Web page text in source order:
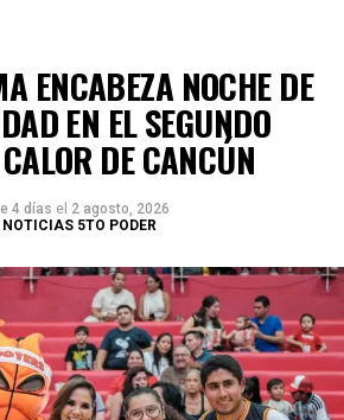
elNuevo Acuerdo por el Bienestar
por la gobernadora Mara Lezama
coincidieron en que la
deben caminar de la mano para
ENCABEZA NOCHE DE
EN EL SEGUNDO
DE CANCÚN
4 días el 2 agosto, 2026
5TO PODER